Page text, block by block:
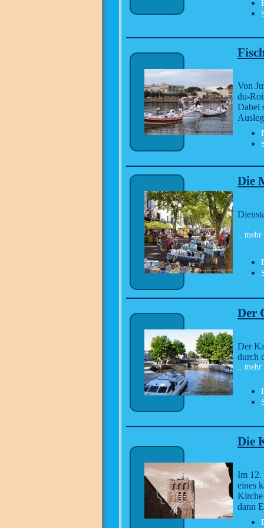
Von
du-Roi
Dabei
Die
...mehr
Der
Der
durch
...mehr
Die
Im 12.
eines
Kirche
dann